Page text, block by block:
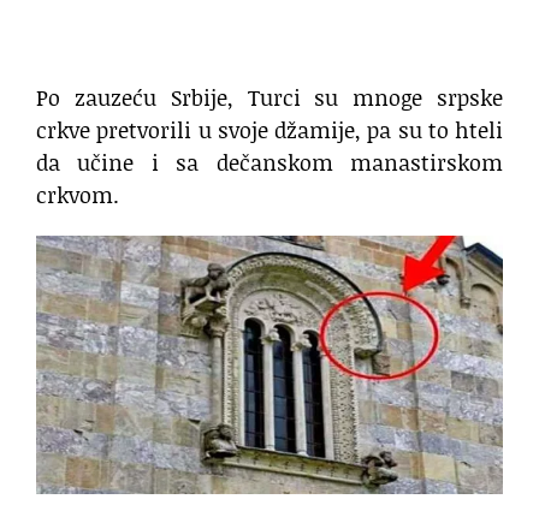
Po zauzeću Srbije, Turci su mnoge srpske
crkve pretvorili u svoje džamije, pa su to hteli
da učine i sa dečanskom manastirskom
crkvom.